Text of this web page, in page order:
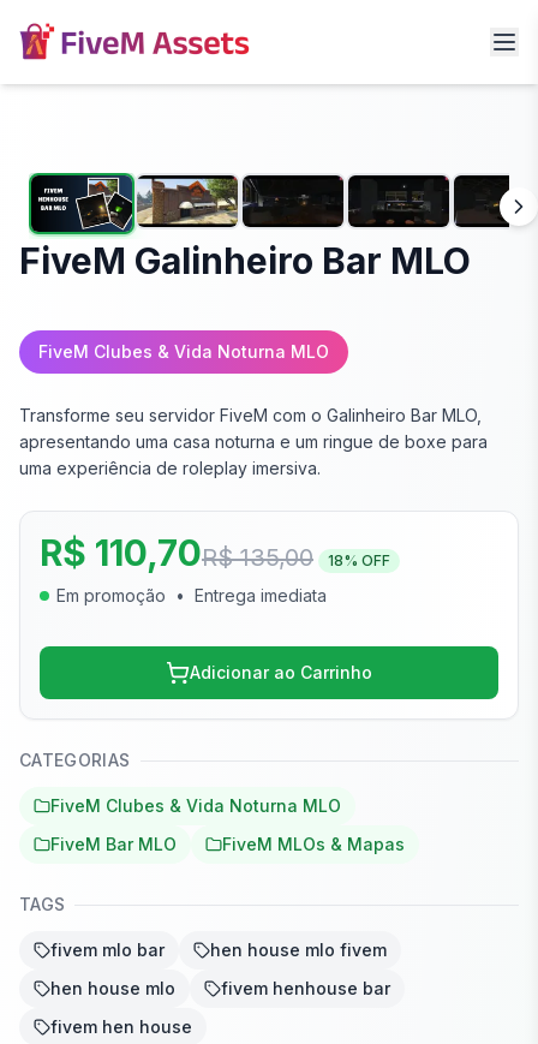
FiveM Galinheiro Bar MLO
FiveM Clubes & Vida Noturna MLO
Transforme seu servidor FiveM com o Galinheiro Bar MLO,
apresentando uma casa noturna e um ringue de boxe para
uma experiência de roleplay imersiva.
R$ 110,70R$ 135,00 18% OFF
Em promoção • Entrega imediata
Adicionar ao Carrinho
CATEGORIAS
FiveM Clubes & Vida Noturna MLO
FiveM Bar MLO
FiveM MLOs & Mapas
TAGS
fivem mlo bar
hen house mlo fivem
hen house mlo
fivem henhouse bar
fivem hen house